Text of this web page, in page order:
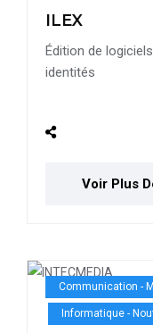
ILEX
Édition de
identités
Voir Plus
Communication -
Informatique -